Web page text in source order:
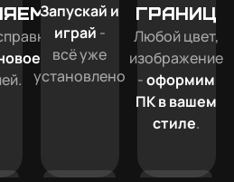
Запускай и
играй -
всё уже
установлено
границ
Любой цвет,
изображение
-оформим
ПК в вашем
стиле.